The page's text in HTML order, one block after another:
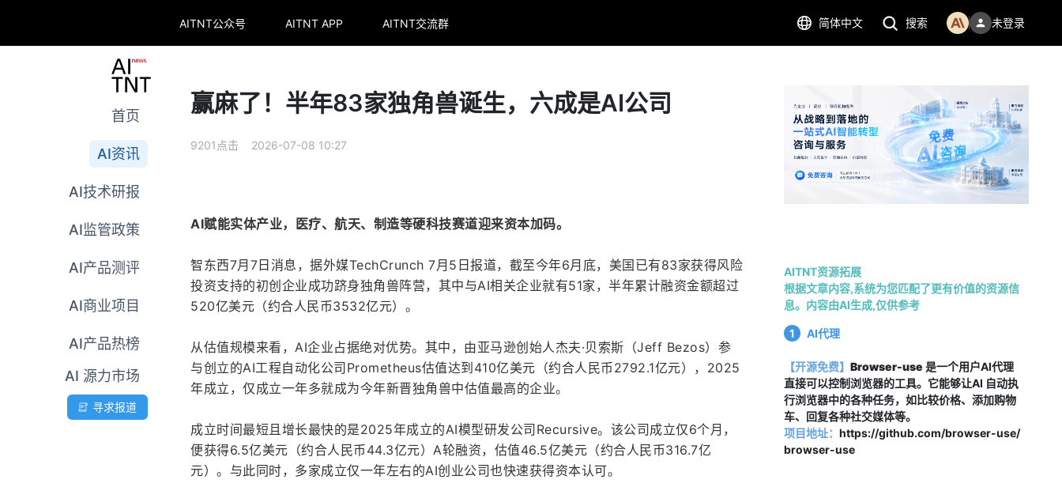
AITNT公众号 AITNT APP AITNT交流群 简体中文 搜索 未登录
首页
AI资讯
AI技术研报
AI监管政策
AI产品测评
AI商业项目
AI产品热榜
AI 源力市场
寻求报道
赢麻了！半年83家独角兽诞生，六成是AI公司
9201点击 2026-07-08 10:27
AI赋能实体产业，医疗、航天、制造等硬科技赛道迎来资本加码。
智东西7月7日消息，据外媒TechCrunch 7月5日报道，截至今年6月底，美国已有83家获得风险
投资支持的初创企业成功跻身独角兽阵营，其中与AI相关企业就有51家，半年累计融资金额超过
520亿美元（约合人民币3532亿元）。
从估值规模来看，AI企业占据绝对优势。其中，由亚马逊创始人杰夫·贝索斯（Jeff Bezos）参
与创立的AI工程自动化公司Prometheus估值达到410亿美元（约合人民币2792.1亿元），2025
年成立，仅成立一年多就成为今年新晋独角兽中估值最高的企业。
成立时间最短且增长最快的是2025年成立的AI模型研发公司Recursive。该公司成立仅6个月，
便获得6.5亿美元（约合人民币44.3亿元）A轮融资，估值46.5亿美元（约合人民币316.7亿
元）。与此同时，多家成立仅一年左右的AI创业公司也快速获得资本认可。
AITNT资源拓展
根据文章内容,系统为您匹配了更有价值的资源信
息。内容由AI生成,仅供参考
1 AI代理
【开源免费】 Browser-use 是一个用户AI代理
直接可以控制浏览器的工具。它能够让AI 自动执
行浏览器中的各种任务，如比较价格、添加购物
车、回复各种社交媒体等。
项目地址： https://github.com/browser-use/
browser-use